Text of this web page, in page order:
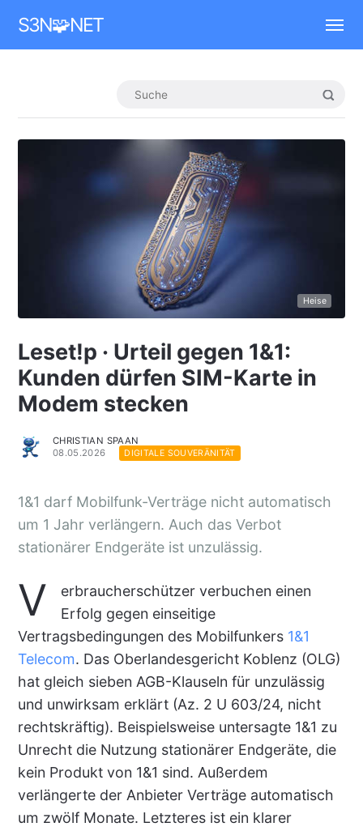
S3N🧩NET
Heise
Leset!p · Urteil gegen 1&1:
Kunden dürfen SIM-Karte in
Modem stecken
CHRISTIAN SPAAN
08.05.2026
DIGITALE SOUVERÄNITÄT
1&1 darf Mobilfunk-Verträge nicht automatisch
um 1 Jahr verlängern. Auch das Verbot
stationärer Endgeräte ist unzulässig.
V
erbraucherschützer verbuchen einen
Erfolg gegen einseitige
Vertragsbedingungen des Mobilfunkers 1&1
Telecom. Das Oberlandesgericht Koblenz (OLG)
hat gleich sieben AGB-Klauseln für unzulässig
und unwirksam erklärt (Az. 2 U 603/24, nicht
rechtskräftig). Beispielsweise untersagte 1&1 zu
Unrecht die Nutzung stationärer Endgeräte, die
kein Produkt von 1&1 sind. Außerdem
verlängerte der Anbieter Verträge automatisch
um zwölf Monate. Letzteres ist ein klarer